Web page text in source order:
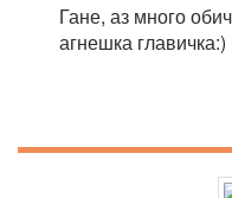
Гане, аз много
агнешка главичка:)